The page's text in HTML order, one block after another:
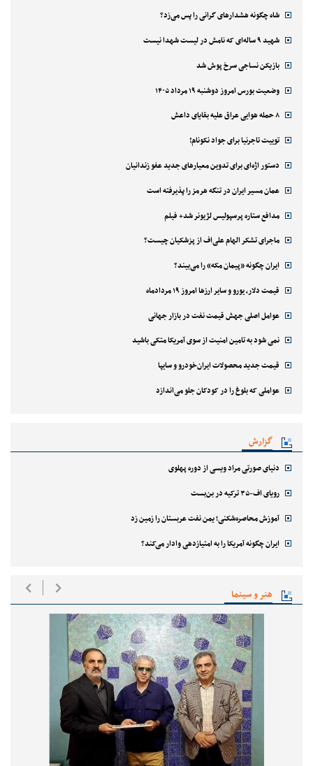
شاه چگونه هشدارهای گرانی را پس می‌زد؟
شهید ۹ ساله‌ای که نامش در لیست شهدا نیست
بازیکن نساجی سرخ پوش شد
وضعیت بورس امروز دوشنبه ۱۹ مرداد ۱۴۰۵
۸ حمله هوایی عراق علیه بقایای داعش
توییت تاجرنیا برای جواد نکونام!
دستور اژه‌ای برای تدوین معیارهای جدید عفو زندانیان
عمان مسیر ایران در تنگه هرمز را پذیرفته است
مدافع ستاره پرسپولیس لژیونر شد+ فیلم
ماجرای تشکر الهام علی‌اف از پزشکیان چیست؟
ایران چگونه «پیمان مکه» را می‌بیند؟
قیمت دلار، یورو و سایر ارزها امروز ۱۹ مردادماه
عوامل اصلی جهش قیمت نفت در بازار جهانی
نمی شود به تامین امنیت از سوی آمریکا متکی باشید
قیمت جدید محصولات ایران‌خودرو و سایپا
عواملی که بلوغ را در کودکان جلو می‌اندازد
گزارش
دنیای صورتی مراد ویسی از دوره پهلوی
رویای اف-۳۵ ترکیه در بن‌بست
آموزش محاصره‌شکنی؛ یمن نفت عربستان را زمین زد
ایران چگونه آمریکا را به امتیازدهی وادار می‌کند؟
هنر و سینما